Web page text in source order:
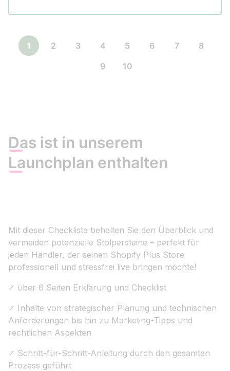
1 2 3 4 5 6 7
8
9
10
Das ist in unserem
Launchplan enthalten
Mit dieser Checkliste behalten Sie den Überblick und
vermeiden potenzielle Stolpersteine – perfekt für
jeden Händler, der seinen Shopify Plus Store
professionell und stressfrei live bringen möchte!
✓ über 6 Seiten Erklärung und Checklist
✓ Inhalte von strategischer Planung und technischen
Anforderungen bis hin zu Marketing-Tipps und
rechtlichen Aspekten
✓ Schritt-für-Schritt-Anleitung durch den gesamten
Prozess geführt